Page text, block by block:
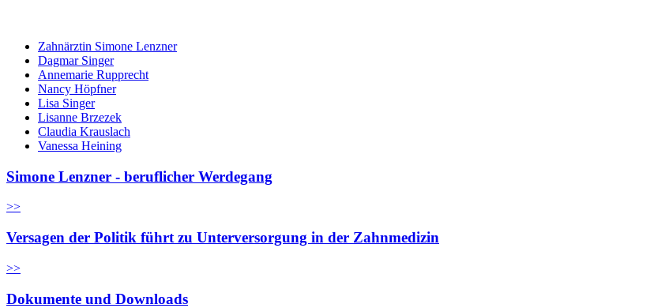
Zahnärztin Simone Lenzner
Dagmar Singer
Annemarie Rupprecht
Nancy Höpfner
Lisa Singer
Lisanne Brzezek
Claudia Krauslach
Vanessa Heining
Simone Lenzner - beruflicher Werdegang
>>
Versagen der Politik führt zu Unterversorgung in der Zahnmedizin
>>
Dokumente und Downloads